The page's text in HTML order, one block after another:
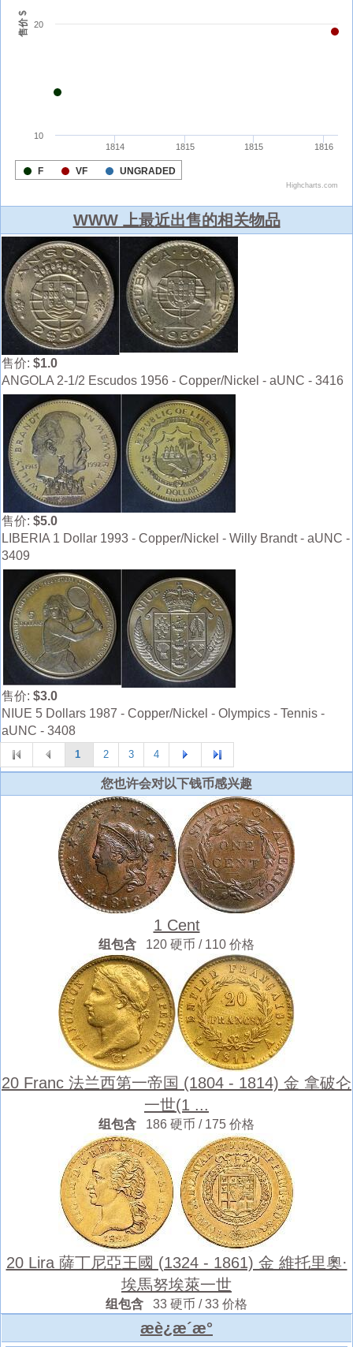
WWW 上最近出售的相关物品
售价: $1.0
ANGOLA 2-1/2 Escudos 1956 - Copper/Nickel - aUNC - 3416
售价: $5.0
LIBERIA 1 Dollar 1993 - Copper/Nickel - Willy Brandt - aUNC -
3409
售价: $3.0
NIUE 5 Dollars 1987 - Copper/Nickel - Olympics - Tennis -
aUNC - 3408
1 2 3 4
您也许会对以下钱币感兴趣
1 Cent
组包含 120 硬币 / 110 价格
20 Franc 法兰西第一帝国 (1804 - 1814) 金 拿破仑
一世(1 ...
组包含 186 硬币 / 175 价格
20 Lira 薩丁尼亞王國 (1324 - 1861) 金 維托里奧·
埃馬努埃萊一世
组包含 33 硬币 / 33 价格
æè¿æ´æ°